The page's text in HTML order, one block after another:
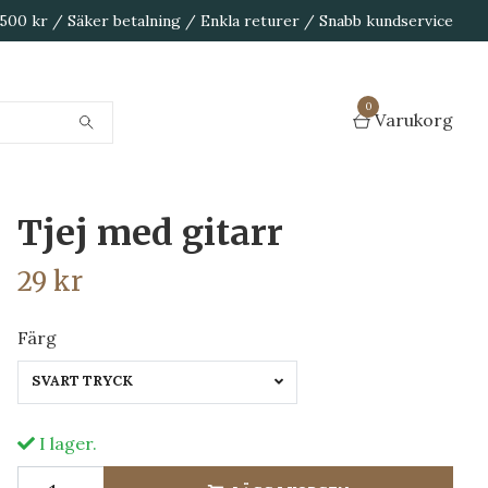
kr / Säker betalning / Enkla returer / Snabb kundservice
0
Varukorg
Tjej med gitarr
29 kr
Färg
SVART TRYCK
I lager.